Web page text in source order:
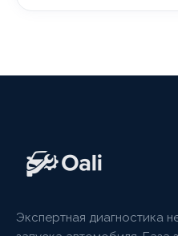
Экспертная диагностика